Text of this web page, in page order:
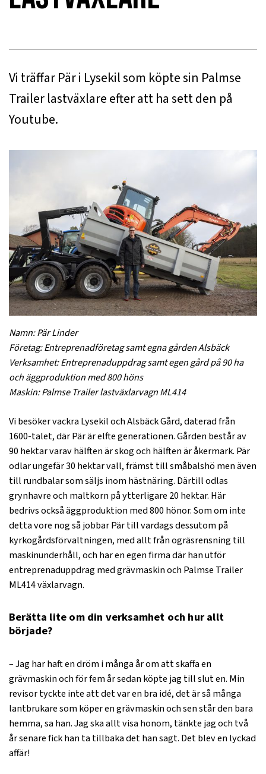
Vi träffar Pär i Lysekil som köpte sin Palmse
Trailer lastväxlare efter att ha sett den på
Youtube.
Namn: Pär Linder
Företag: Entreprenadföretag samt egna gården Alsbäck
Verksamhet: Entreprenaduppdrag samt egen gård på 90 ha
och äggproduktion med 800 höns
Maskin: Palmse Trailer lastväxlarvagn ML414
Vi besöker vackra Lysekil och Alsbäck Gård, daterad från
1600-talet, där Pär är elfte generationen. Gården består av
90 hektar varav hälften är skog och hälften är åkermark. Pär
odlar ungefär 30 hektar vall, främst till småbalshö men även
till rundbalar som säljs inom hästnäring. Därtill odlas
grynhavre och maltkorn på ytterligare 20 hektar. Här
bedrivs också äggproduktion med 800 hönor. Som om inte
detta vore nog så jobbar Pär till vardags dessutom på
kyrkogårdsförvaltningen, med allt från ogräsrensning till
maskinunderhåll, och har en egen firma där han utför
entreprenaduppdrag med grävmaskin och Palmse Trailer
ML414 växlarvagn.
Berätta lite om din verksamhet och hur allt
började?
– Jag har haft en dröm i många år om att skaffa en
grävmaskin och för fem år sedan köpte jag till slut en. Min
revisor tyckte inte att det var en bra idé, det är så många
lantbrukare som köper en grävmaskin och sen står den bara
hemma, sa han. Jag ska allt visa honom, tänkte jag och två
år senare fick han ta tillbaka det han sagt. Det blev en lyckad
affär!